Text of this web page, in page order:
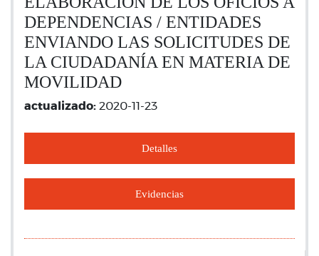
DEPENDENCIAS / ENTIDADES
ENVIANDO LAS SOLICITUDES DE
LA CIUDADANÍA EN MATERIA DE
MOVILIDAD
actualizado: 2020-11-23
Detalles
Evidencias